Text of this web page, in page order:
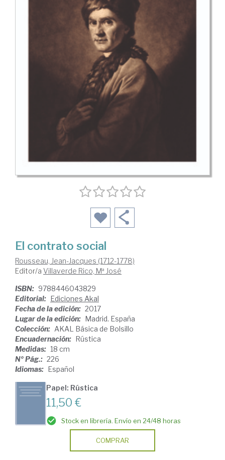
El contrato social
Rousseau, Jean-Jacques (1712-1778)
Editor/a Villaverde Rico, Mª José
ISBN: 9788446043829
Editorial: Ediciones Akal
Fecha de la edición: 2017
Lugar de la edición: Madrid. España
Colección: AKAL Básica de Bolsillo
Encuadernación: Rústica
Medidas: 18 cm
Nº Pág.: 226
Idiomas: Español
Papel: Rústica
11,50 €
Stock en librería. Envío en 24/48 horas
COMPRAR